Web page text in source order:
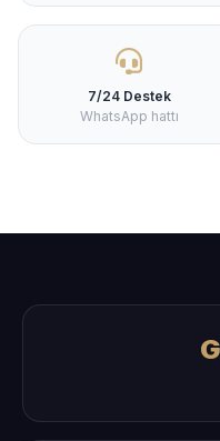
7/24 Destek
WhatsApp hattı